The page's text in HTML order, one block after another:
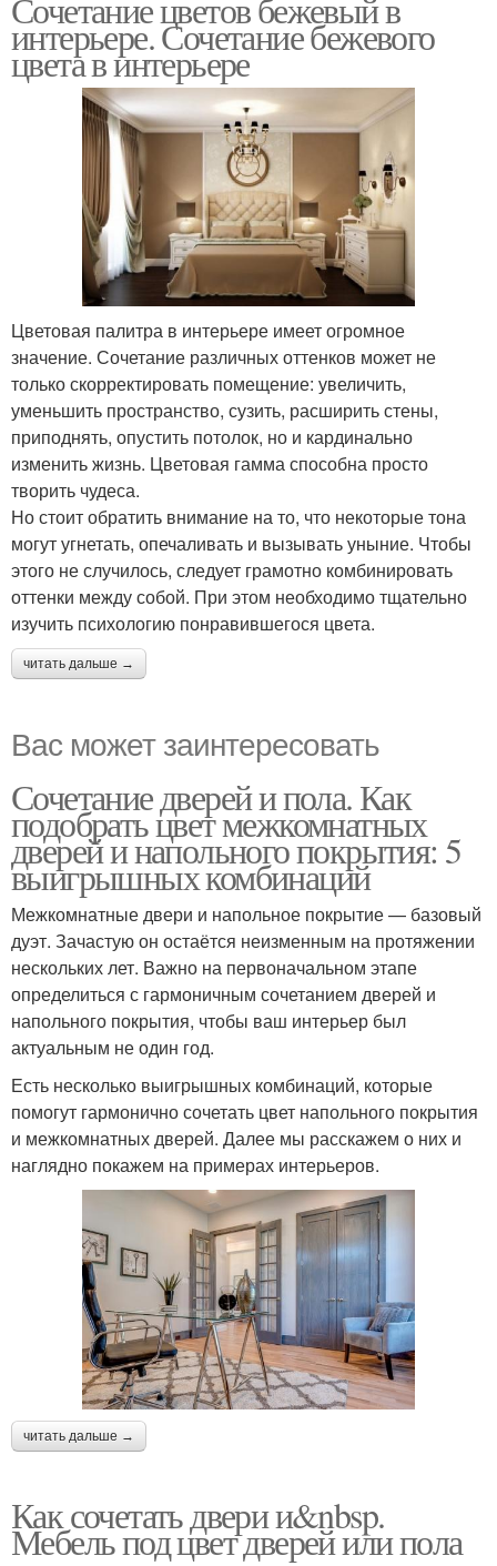
интерьере. Сочетание бежевого
цвета в интерьере
Цветовая палитра в интерьере имеет огромное
значение. Сочетание различных оттенков может не
только скорректировать помещение: увеличить,
уменьшить пространство, сузить, расширить стены,
приподнять, опустить потолок, но и кардинально
изменить жизнь. Цветовая гамма способна просто
творить чудеса.
Но стоит обратить внимание на то, что некоторые тона
могут угнетать, опечаливать и вызывать уныние. Чтобы
этого не случилось, следует грамотно комбинировать
оттенки между собой. При этом необходимо тщательно
изучить психологию понравившегося цвета.
читать дальше →
Вас может заинтересовать
Сочетание дверей и пола. Как
подобрать цвет межкомнатных
дверей и напольного покрытия: 5
выигрышных комбинаций
Межкомнатные двери и напольное покрытие — базовый
дуэт. Зачастую он остаётся неизменным на протяжении
нескольких лет. Важно на первоначальном этапе
определиться с гармоничным сочетанием дверей и
напольного покрытия, чтобы ваш интерьер был
актуальным не один год.
Есть несколько выигрышных комбинаций, которые
помогут гармонично сочетать цвет напольного покрытия
и межкомнатных дверей. Далее мы расскажем о них и
наглядно покажем на примерах интерьеров.
читать дальше →
Как сочетать двери и&nbsp.
Мебель под цвет дверей или пола